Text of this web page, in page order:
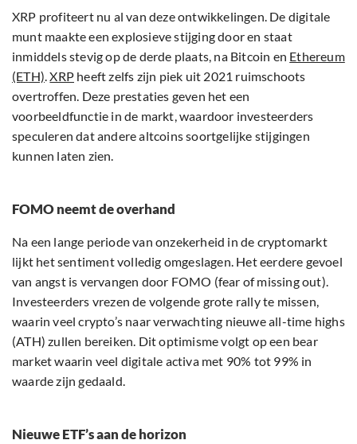
XRP profiteert nu al van deze ontwikkelingen. De digitale
munt maakte een explosieve stijging door en staat
inmiddels stevig op de derde plaats, na Bitcoin en Ethereum
(ETH).XRP heeft zelfs zijn piek uit 2021 ruimschoots
overtroffen. Deze prestaties geven het een
voorbeeldfunctie in de markt, waardoor investeerders
speculeren dat andere altcoins soortgelijke stijgingen
kunnen laten zien.
FOMO neemt de overhand
Na een lange periode van onzekerheid in de cryptomarkt
lijkt het sentiment volledig omgeslagen. Het eerdere gevoel
van angst is vervangen door FOMO (fear of missing out).
Investeerders vrezen de volgende grote rally te missen,
waarin veel crypto’s naar verwachting nieuwe all-time highs
(ATH) zullen bereiken. Dit optimisme volgt op een bear
market waarin veel digitale activa met 90% tot 99% in
waarde zijn gedaald.
Nieuwe ETF’s aan de horizon